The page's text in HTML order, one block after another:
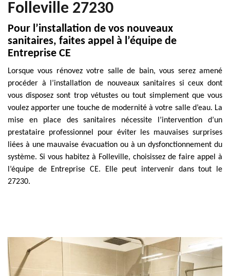
Folleville 27230
Pour l’installation de vos nouveaux
sanitaires, faites appel à l’équipe de
Entreprise CE
Lorsque vous rénovez votre salle de bain, vous serez amené
procéder à l’installation de nouveaux sanitaires si ceux dont
vous disposez sont trop vétustes ou tout simplement que vous
voulez apporter une touche de modernité à votre salle d’eau. La
mise en place des sanitaires nécessite l’intervention d’un
prestataire professionnel pour éviter les mauvaises surprises
liées à une mauvaise évacuation ou à un dysfonctionnement du
système. Si vous habitez à Folleville, choisissez de faire appel à
l’équipe de Entreprise CE. Elle peut intervenir dans tout le
27230.